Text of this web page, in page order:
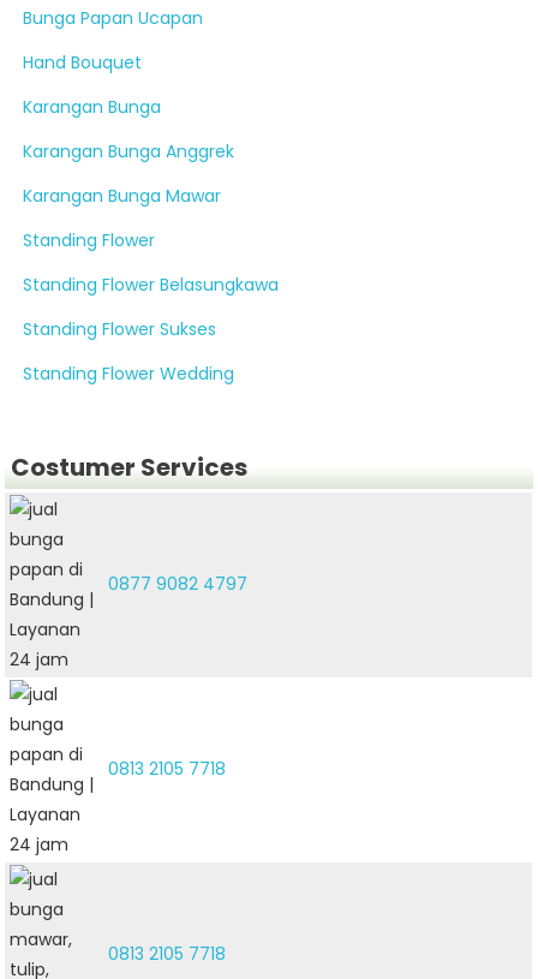
Bunga Papan Ucapan
Hand Bouquet
Karangan Bunga
Karangan Bunga Anggrek
Karangan Bunga Mawar
Standing Flower
Standing Flower Belasungkawa
Standing Flower Sukses
Standing Flower Wedding
Costumer Services
0877 9082 4797
0813 2105 7718
0813 2105 7718